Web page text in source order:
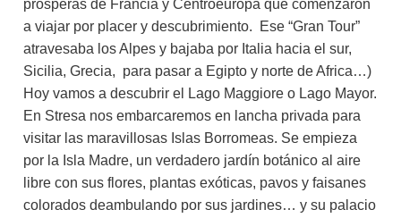
prósperas de Francia y Centroeuropa que comenzaron
a viajar por placer y descubrimiento. Ese “Gran Tour”
atravesaba los Alpes y bajaba por Italia hacia el sur,
Sicilia, Grecia, para pasar a Egipto y norte de Africa…)
Hoy vamos a descubrir el Lago Maggiore o Lago Mayor.
En Stresa nos embarcaremos en lancha privada para
visitar las maravillosas Islas Borromeas. Se empieza
por la Isla Madre, un verdadero jardín botánico al aire
libre con sus flores, plantas exóticas, pavos y faisanes
colorados deambulando por sus jardines… y su palacio